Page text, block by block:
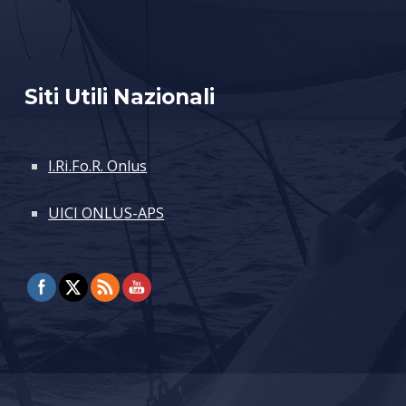
Siti Utili Nazionali
I.Ri.Fo.R. Onlus
UICI ONLUS-APS